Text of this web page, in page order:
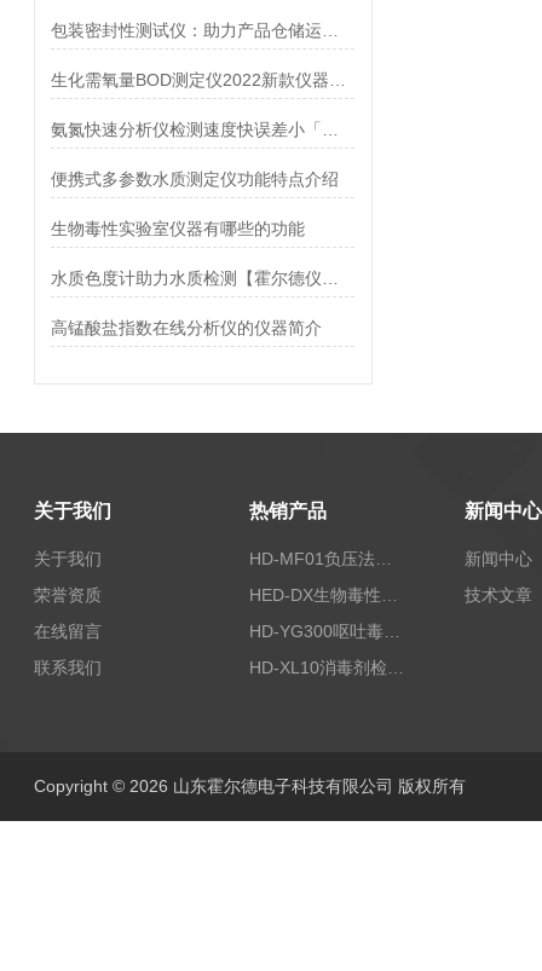
便携式多参数水质测定仪功能特点介绍
生物毒性实验室仪器有哪些的功能
高锰酸盐指数在线分析仪的仪器简介
关于我们
关于我们
荣誉资质
在线留言
联系我们
热销产品
HD-MF01负压法密封性测试仪
新闻中心
新闻中心
技术文章
Copyright © 2026 山东霍尔德电子科技有限公司 版权所有